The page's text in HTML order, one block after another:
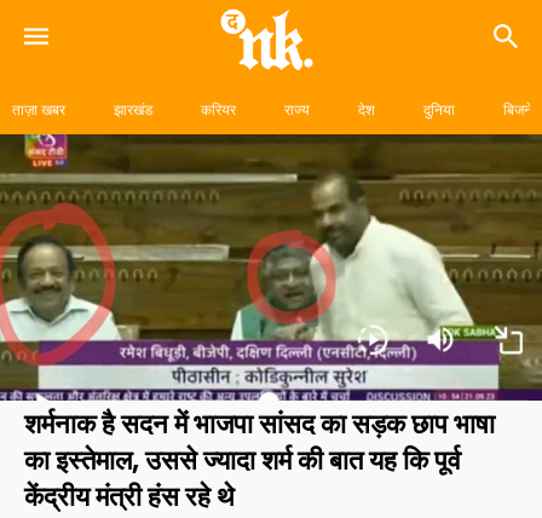
ताज़ा खबर झारखंड करियर राज्य देश दुनिया बिजनेस
शर्मनाक है सदन में भाजपा सांसद का सड़क छाप भाषा
का इस्तेमाल, उससे ज्यादा शर्म की बात यह कि पूर्व
केंद्रीय मंत्री हंस रहे थे